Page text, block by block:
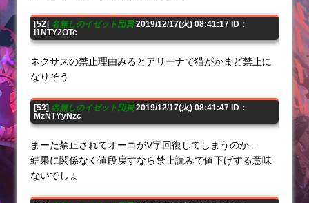
[52] 名無しのイゼット団員2019/12/17(火) 08:41:17 ID：
I1NTY2OTc
ネクサスの禁止理由みるとアリーナで猫がかまど禁止に
なりそう
[53] 名無しのイゼット団員2019/12/17(火) 08:41:47 ID：
MzNTYyNzc
まーた禁止されてオーコがV字回復してしまうのか…
結果に関係なく値段戻すなら禁止読みで値下げする意味
ないでしょ